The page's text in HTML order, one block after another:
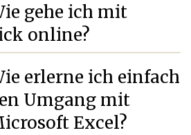
gehe ich mit
online?
erlerne ich einfach
Umgang mit
Excel?